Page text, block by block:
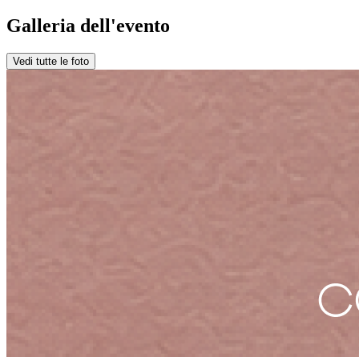
Galleria dell'evento
Vedi tutte le foto